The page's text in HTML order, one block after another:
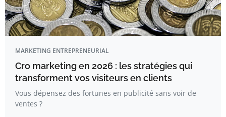
MARKETING ENTREPRENEURIAL
Cro marketing en 2026 : les stratégies qui
transforment vos visiteurs en clients
Vous dépensez des fortunes en publicité sans voir de
ventes ?